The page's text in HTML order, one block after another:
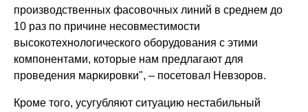
производственных фасовочных линий в среднем до
10 раз по причине несовместимости
высокотехнологического оборудования с этими
компонентами, которые нам предлагают для
проведения маркировки", – посетовал Невзоров.
Кроме того, усугубляют ситуацию нестабильный